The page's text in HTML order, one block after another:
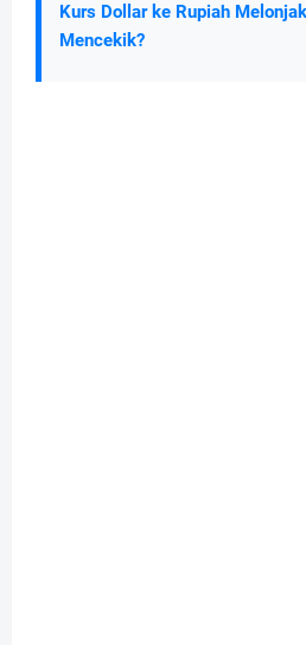
Kurs Dollar ke Rupiah
Mencekik?